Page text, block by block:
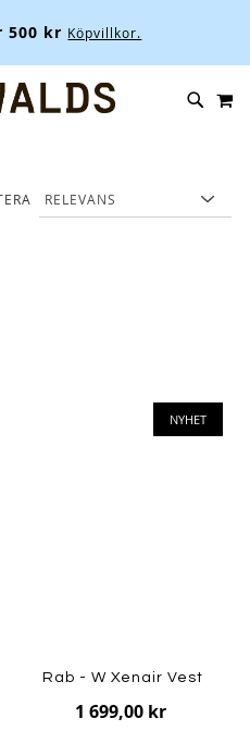
500 kr Köpvillkor.
SKIP
NYHET
Rab - W Xenair Vest
1 699,00 kr